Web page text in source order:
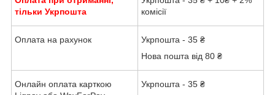
тільки Укрпошта
комісії
Оплата на рахунок
Укрпошта - 35 ₴
Нова пошта від 80 ₴
Онлайн оплата карткою
Укрпошта - 35 ₴